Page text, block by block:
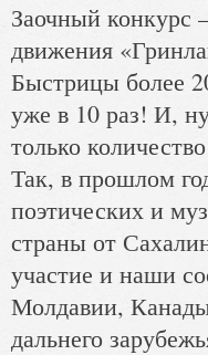
Заочный конкурс
движения
Быстрицы более
уже в 10 раз! И,
только
Так, в прошлом
поэтических и
страны от
участие и наши
Молдавии,
дальнего